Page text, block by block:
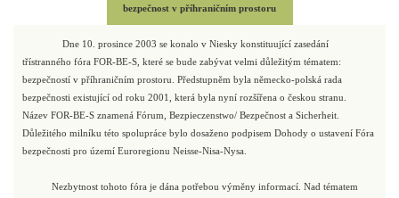
bezpečnost v příhraničním prostoru
Dne 10. prosince 2003 se konalo v Niesky konstituující zasedání
třístranného fóra FOR-BE-S, které se bude zabývat velmi důležitým tématem:
bezpečností v příhraničním prostoru. Předstupněm byla německo-polská rada
bezpečnosti existující od roku 2001, která byla nyní rozšířena o českou stranu.
Název FOR-BE-S znamená Fórum, Bezpieczenstwo/ Bezpečnost a Sicherheit.
Důležitého milníku této spolupráce bylo dosaženo podpisem Dohody o ustavení Fóra
bezpečnosti pro území Euroregionu Neisse-Nisa-Nysa.
Nezbytnost tohoto fóra je dána potřebou výměny informací. Nad tématem